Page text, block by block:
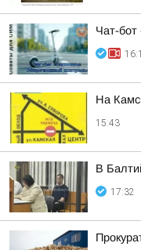
Чат-
На
15:43
В
17:32